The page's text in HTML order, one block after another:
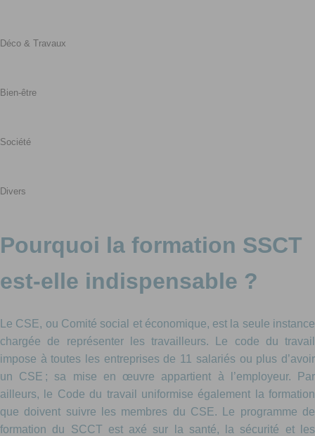
Déco & Travaux
Bien-être
Société
Divers
Pourquoi la formation SSCT
est-elle indispensable ?
Le CSE, ou Comité social et économique, est la seule instance
chargée de représenter les travailleurs. Le code du travail
impose à toutes les entreprises de 11 salariés ou plus d’avoir
un CSE ; sa mise en œuvre appartient à l’employeur. Par
ailleurs, le Code du travail uniformise également la formation
que doivent suivre les membres du CSE. Le programme de
formation du SCCT est axé sur la santé, la sécurité et les